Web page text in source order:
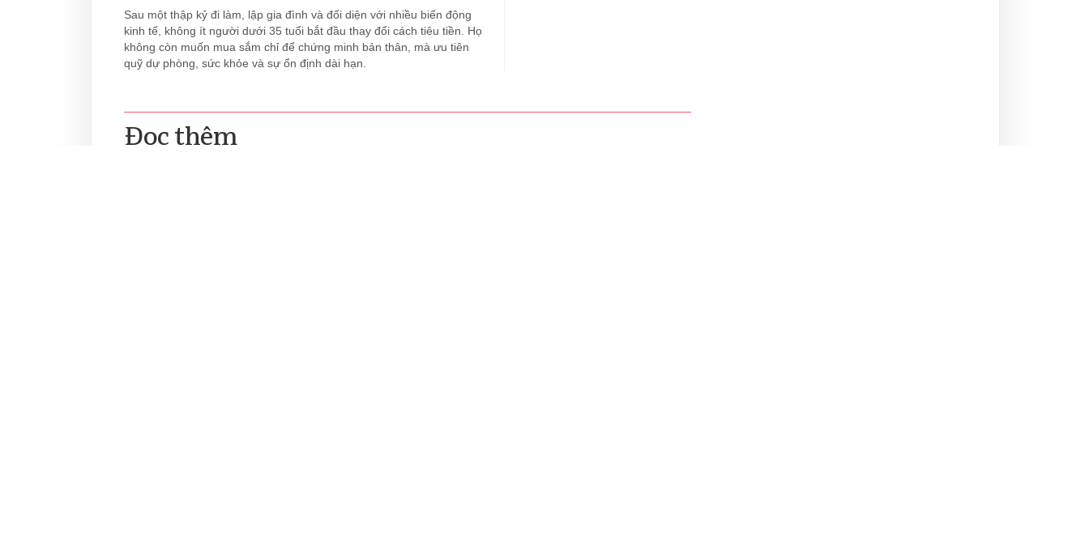
Sau một thập kỷ đi làm, lập gia đình và đối diện với nhiều biến động
kinh tế, không ít người dưới 35 tuổi bắt đầu thay đổi cách tiêu tiền. Họ
không còn muốn mua sắm chỉ để chứng minh bản thân, mà ưu tiên
quỹ dự phòng, sức khỏe và sự ổn định dài hạn.
Đọc thêm